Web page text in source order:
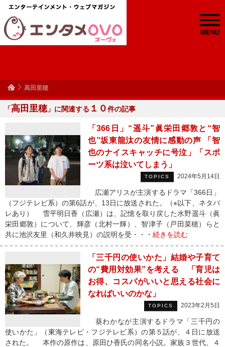
MENU
高田里穂
「高田里穂 」に関連する １０件の記事
「366日」“遥斗”眞栄田郷敦と“智
也”坂東龍汰の友情に感動の声 「智
也のナイスキャッチに号泣」「スポ
ーツ系は泣いてしまう」
TOPICS 2024年5月14日
広瀬アリスが主演するドラマ「366日」
（フジテレビ系）の第6話が、13日に放送された。（※以下、ネタバ
レあり） 雪平明日香（広瀬）は、記憶を取り戻した水野遥斗（眞
栄田郷敦）について、輝彦（北村一輝）、智津子（戸田菜穂）らと
共に池沢友里（和久井映見）の説明を受・・・ 続きを読む
「三千円の使いかた」結婚や子育て
の“費用対効果”を考える 「育児は
お得、コスパがいいと思える社会に
なればいいのかな」
TOPICS 2023年2月5日
葵わかなが主演するドラマ「三千円の
使いかた」（東海テレビ・フジテレビ系）の第５話が、４日に放送
された。 本作の原作は、原田ひ香氏の同名小説。家族３世代、４